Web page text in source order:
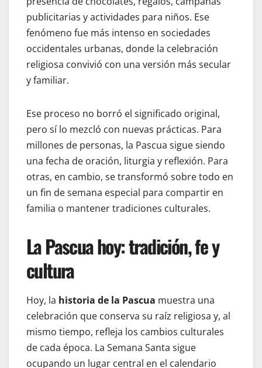
publicitarias y actividades para niños. Ese
fenómeno fue más intenso en sociedades
occidentales urbanas, donde la celebración
religiosa convivió con una versión más secular
y familiar.
Ese proceso no borró el significado original,
pero sí lo mezcló con nuevas prácticas. Para
millones de personas, la Pascua sigue siendo
una fecha de oración, liturgia y reflexión. Para
otras, en cambio, se transformó sobre todo en
un fin de semana especial para compartir en
familia o mantener tradiciones culturales.
La Pascua hoy: tradición, fe y
cultura
Hoy, la historia de la Pascua muestra una
celebración que conserva su raíz religiosa y, al
mismo tiempo, refleja los cambios culturales
de cada época. La Semana Santa sigue
ocupando un lugar central en el calendario